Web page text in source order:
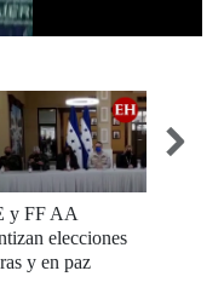
y FF AA
elecciones
y en paz